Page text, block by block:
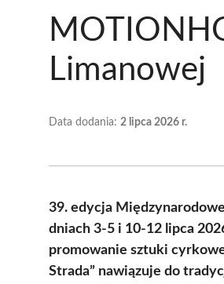
Limanowej
Data dodania: 2 lipca 2026 r.
39. edycja
dniach 3-5 i 10-12 lipca
promowanie sztuki
Strada” nawiązuje do